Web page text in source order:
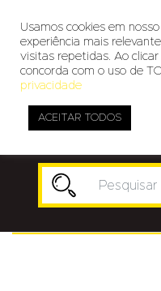
Usamos cookies em
experiência mais
visitas repetidas. Ao
concorda com o uso de
privacidade
ACEITAR TODOS